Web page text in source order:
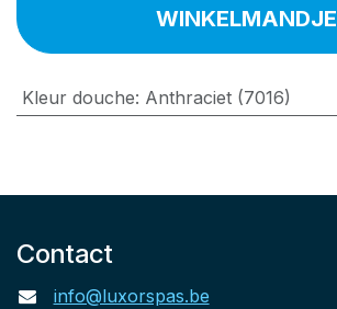
WINKELMANDJE
Kleur douche: Anthraciet (7016)
Contact
info@luxorspas.be